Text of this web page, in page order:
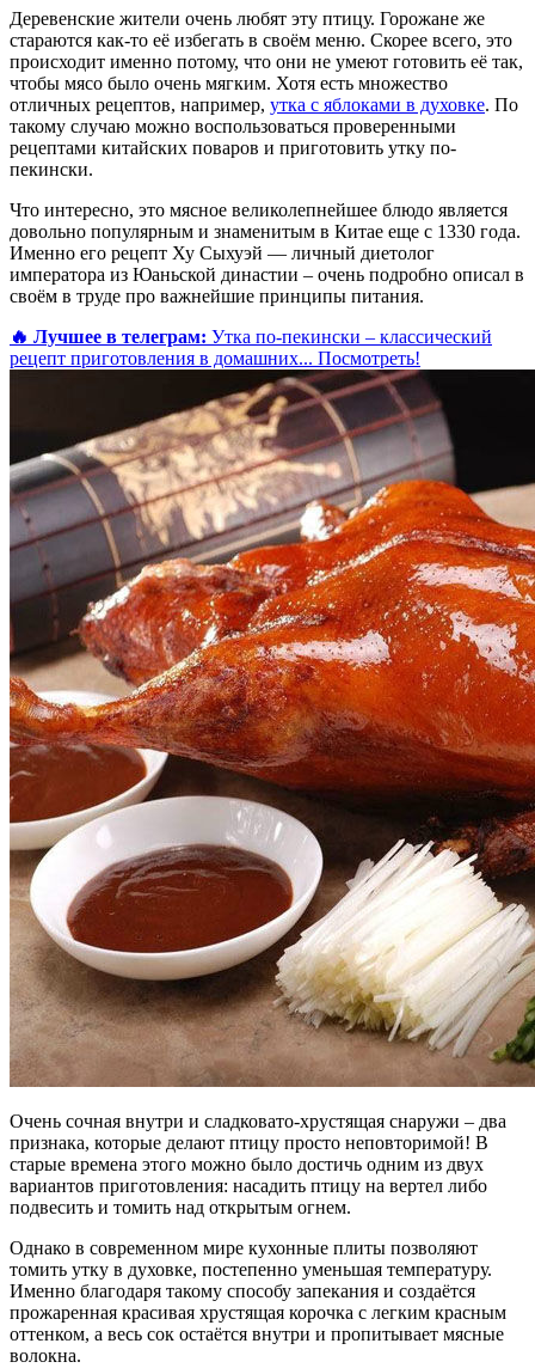
Деревенские жители очень любят эту птицу. Горожане же
стараются как-то её избегать в своём меню. Скорее всего, это
происходит именно потому, что они не умеют готовить её так,
чтобы мясо было очень мягким. Хотя есть множество
отличных рецептов, например, утка с яблоками в духовке. По
такому случаю можно воспользоваться проверенными
рецептами китайских поваров и приготовить утку по-
пекински.
Что интересно, это мясное великолепнейшее блюдо является
довольно популярным и знаменитым в Китае еще с 1330 года.
Именно его рецепт Ху Сыхуэй — личный диетолог
императора из Юаньской династии – очень подробно описал в
своём в труде про важнейшие принципы питания.
🔥 Лучшее в телеграм: Утка по-пекински – классический
рецепт приготовления в домашних... Посмотреть!
Очень сочная внутри и сладковато-хрустящая снаружи – два
признака, которые делают птицу просто неповторимой! В
старые времена этого можно было достичь одним из двух
вариантов приготовления: насадить птицу на вертел либо
подвесить и томить над открытым огнем.
Однако в современном мире кухонные плиты позволяют
томить утку в духовке, постепенно уменьшая температуру.
Именно благодаря такому способу запекания и создаётся
прожаренная красивая хрустящая корочка с легким красным
оттенком, а весь сок остаётся внутри и пропитывает мясные
волокна.